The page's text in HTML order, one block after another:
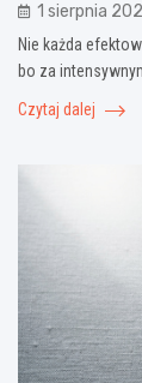
1 sierpnia
Nie każda
bo za
Czytaj dalej